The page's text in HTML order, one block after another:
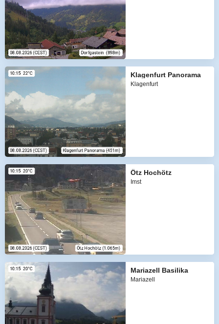
Klagenfurt Panorama
Klagenfurt
Ötz Hochötz
Imst
Mariazell Basilika
Mariazell